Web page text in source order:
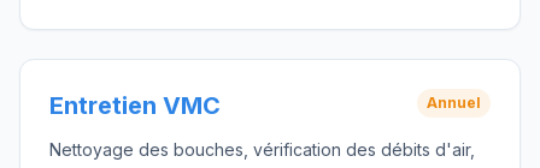
Entretien VMC Annuel
Nettoyage des bouches, vérification des débits d'air,